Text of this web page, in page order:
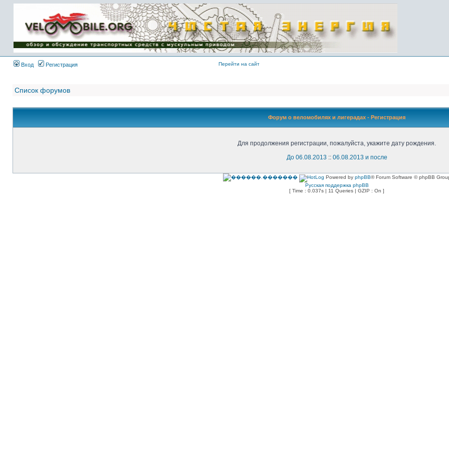
Имя пользователя:
Пароль:
{ LOG_ME_IN_SHORT
}
Вход
Регистрация Перейти на сайт
Список форумов
Форум о веломобилях и лигерадах - Регистрация
Для продолжения регистрации, пожалуйста, укажите дату рождения.
До 06.08.2013 :: 06.08.2013 и после
Powered by phpBB® Forum Software © phpBB
Русская поддержка phpBB
[ Time : 0.037s | 11 Queries | GZIP : On ]